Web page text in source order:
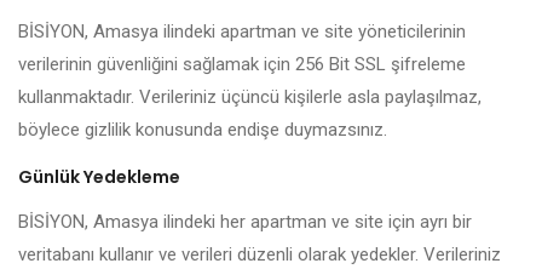
BİSİYON, Amasya ilindeki apartman ve site yöneticilerinin
verilerinin güvenliğini sağlamak için 256 Bit SSL şifreleme
kullanmaktadır. Verileriniz üçüncü kişilerle asla paylaşılmaz,
böylece gizlilik konusunda endişe duymazsınız.
Günlük Yedekleme
BİSİYON, Amasya ilindeki her apartman ve site için ayrı bir
veritabanı kullanır ve verileri düzenli olarak yedekler. Verileriniz